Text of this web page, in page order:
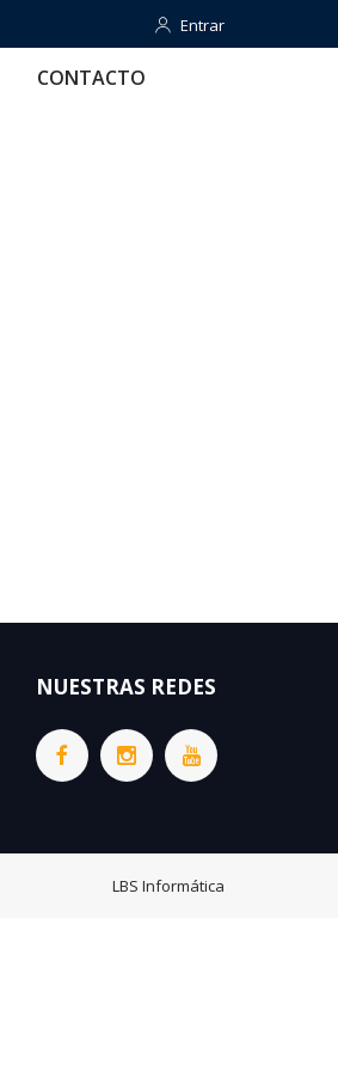
Entrar
Entrar
CONTACTO
NUESTRAS REDES
LBS Informática